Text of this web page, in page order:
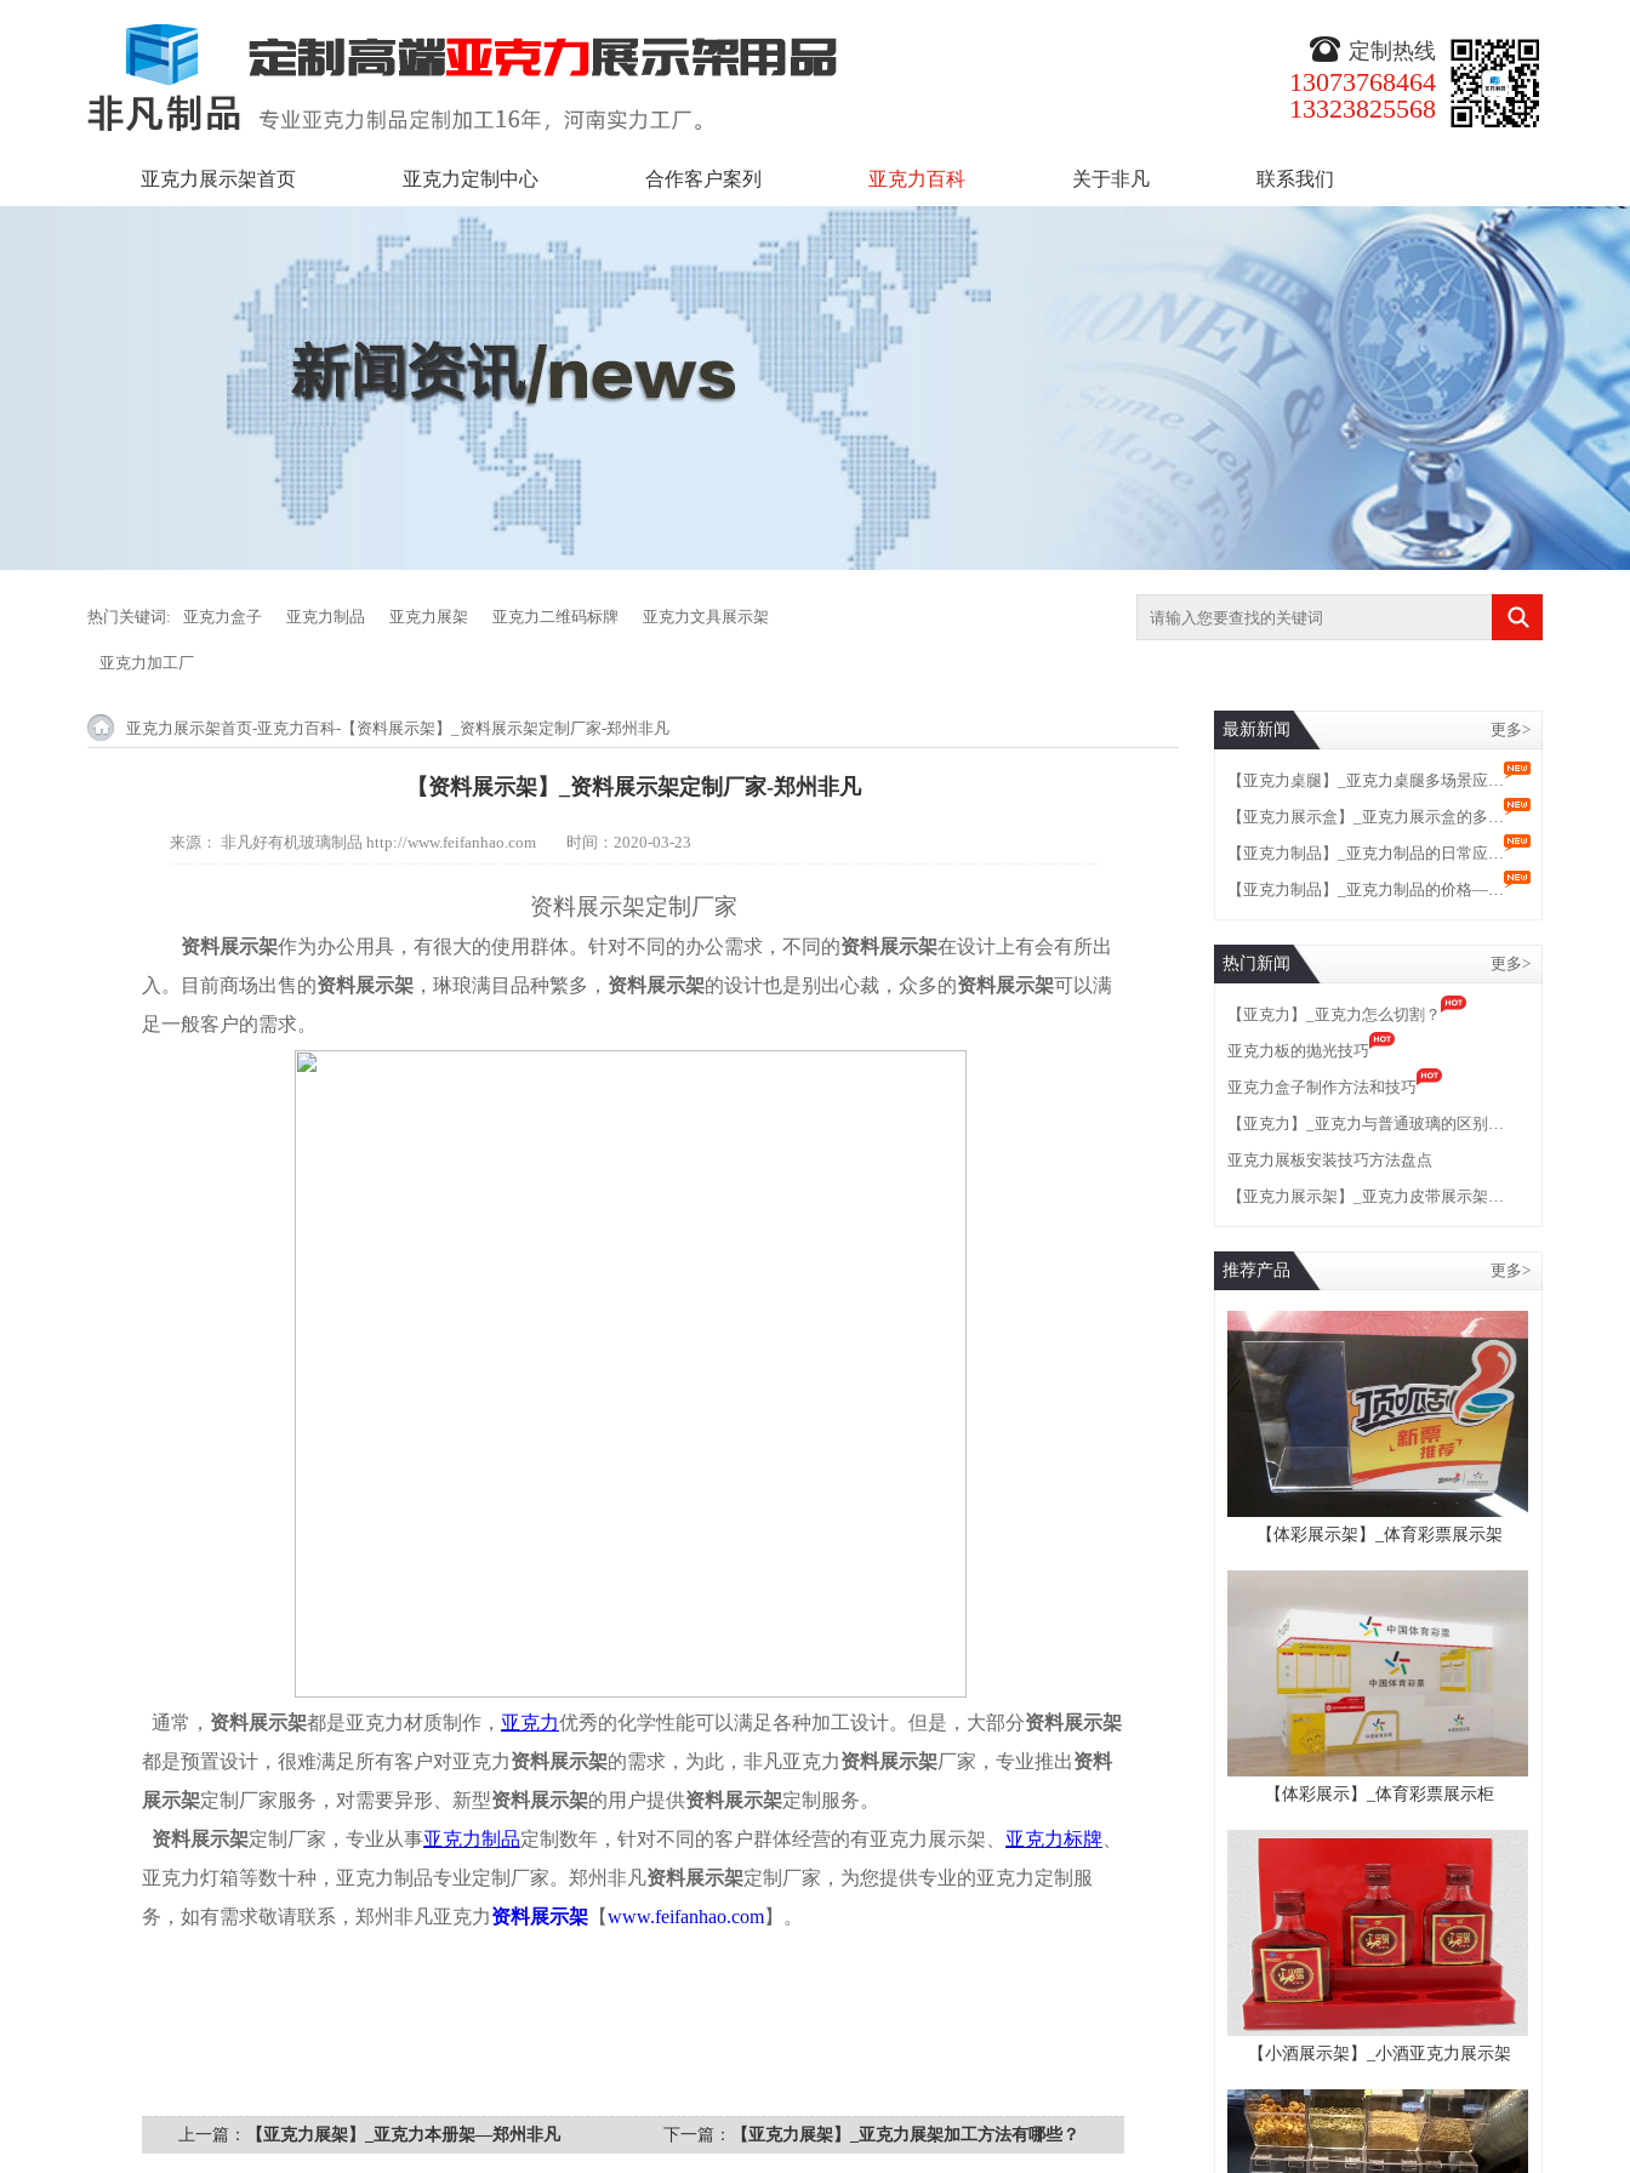
定制热线
13073768464
13323825568
亚克力展示架首页 亚克力定制中心 合作客户案列 亚克力百科 关于非凡 联系我们
热门关键词: 亚克力盒子 亚克力制品 亚克力展架 亚克力二维码标牌 亚克力文具展示架
亚克力加工厂
亚克力展示架首页-亚克力百科-【资料展示架】_资料展示架定制厂家-郑州非凡
【资料展示架】_资料展示架定制厂家-郑州非凡
来源： 非凡好有机玻璃制品 http://www.feifanhao.com 时间：2020-03-23
资料展示架定制厂家
资料展示架作为办公用具，有很大的使用群体。针对不同的办公需求，不同的资料展示架在设计上有会有所出
入。目前商场出售的资料展示架 ，琳琅满目品种繁多， 资料展示架的设计也是别出心裁，众多的资料展示架可以满
足一般客户的需求。
通常， 资料展示架都是亚克力材质制作， 亚克力优秀的化学性能可以满足各种加工设计。但是，大部分资料展示架
都是预置设计，很难满足所有客户对亚克力资料展示架的需求，为此，非凡亚克力资料展示架厂家，专业推出资料
展示架定制厂家服务，对需要异形、新型资料展示架的用户提供资料展示架定制服务。
资料展示架定制厂家，专业从事亚克力制品定制数年，针对不同的客户群体经营的有亚克力展示架、 亚克力标牌
亚克力灯箱等数十种，亚克力制品专业定制厂家。郑州非凡资料展示架定制厂家，为您提供专业的亚克力定制服
务，如有需求敬请联系，郑州非凡亚克力资料展示架 【www.feifanhao.com】。
上一篇： 【亚克力展架】_亚克力本册架—郑州非凡 下一篇：
【亚克力展架】_亚克力展架加工方法有哪些？
最新新闻 更多>
【亚克力桌腿】_亚克力桌腿多场景应…
【亚克力展示盒】_亚克力展示盒的多…
【亚克力制品】_亚克力制品的日常应…
【亚克力制品】_亚克力制品的价格—…
热门新闻 更多>
【亚克力】_亚克力怎么切割？
亚克力板的抛光技巧
亚克力盒子制作方法和技巧
【亚克力】_亚克力与普通玻璃的区别…
亚克力展板安装技巧方法盘点
【亚克力展示架】_亚克力皮带展示架…
推荐产品 更多>
【体彩展示架】_体育彩票展示架
【体彩展示】_体育彩票展示柜
【小酒展示架】_小酒亚克力展示架